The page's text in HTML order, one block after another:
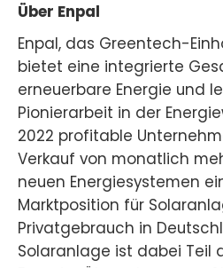
Über Enpal
Enpal, das Greentech-
bietet eine integrierte
erneuerbare Energie und
Pionierarbeit in der
2022 profitable
Verkauf von monatlich
neuen Energiesystemen
Marktposition für
Privatgebrauch in
Solaranlage ist dabei Teil